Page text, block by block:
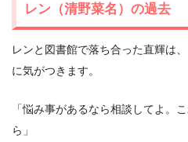
レン（清野菜名）の過去
レンと図書館で落ち合った直輝は
に気がつきます。
「悩み事があるなら相談してよ。
ら」